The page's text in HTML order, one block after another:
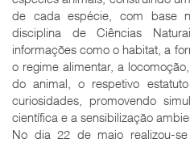
de cada espécie, com base
disciplina de Ciências
informações como o habitat, a
o regime alimentar, a
do animal, o respetivo
curiosidades, promovendo
científica e a sensibilização
No dia 22 de maio realizou-